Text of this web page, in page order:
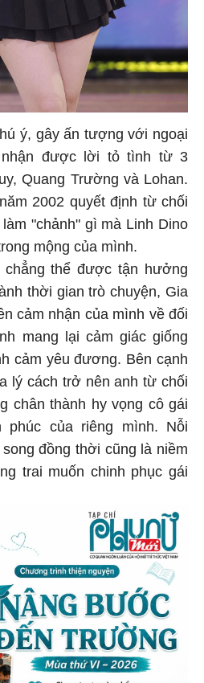
ý, gây ấn tượng với ngoại
nhận được lời tỏ tình từ 3
Quang Trường và Lohan.
2002 quyết định từ chối
"chảnh" gì mà Linh Dino
mộng của mình.
chẳng thể được tận hưởng
thời gian trò chuyện, Gia
cảm nhận của mình về đối
mang lại cảm giác giống
cảm yêu đương. Bên cạnh
lý cách trở nên anh từ chối
chân thành hy vọng cô gái
của riêng mình. Nỗi
đồng thời cũng là niềm
trai muốn chinh phục gái